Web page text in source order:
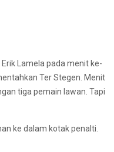
Lamela pada menit ke-
Ter Stegen. Menit
tiga pemain lawan. Tapi
ke dalam kotak penalti.